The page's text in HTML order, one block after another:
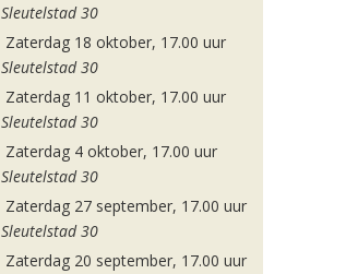
Sleutelstad 30
Zaterdag 18 oktober, 17.00 uur
Sleutelstad 30
Zaterdag 11 oktober, 17.00 uur
Sleutelstad 30
Zaterdag 4 oktober, 17.00 uur
Sleutelstad 30
Zaterdag 27 september, 17.00 uur
Sleutelstad 30
Zaterdag 20 september, 17.00 uur